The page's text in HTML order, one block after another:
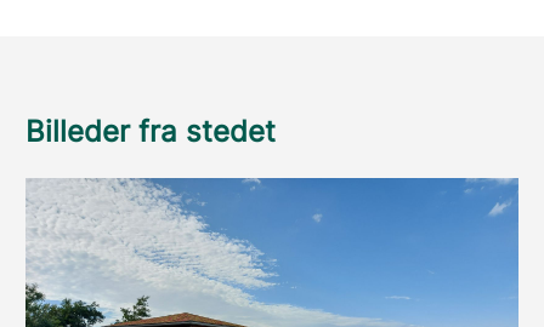
Billeder fra stedet